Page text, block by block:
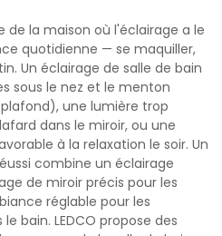
de la maison où l'éclairage a le
quotidienne — se maquiller,
Un éclairage de salle de bain
sous le nez et le menton
une lumière trop
dans le miroir, ou une
à la relaxation le soir. Un
combine un éclairage
de miroir précis pour les
réglable pour les
bain. LEDCO propose des